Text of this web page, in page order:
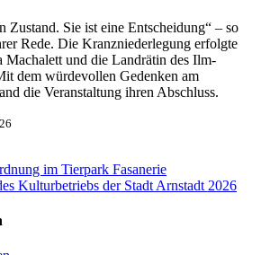
Zustand. Sie ist eine Entscheidung“ – so
Rede. Die Kranzniederlegung erfolgte
Machalett und die Landrätin des Ilm-
dem würdevollen Gedenken am
die Veranstaltung ihren Abschluss.
im Tierpark Fasanerie
Kulturbetriebs der Stadt Arnstadt 2026